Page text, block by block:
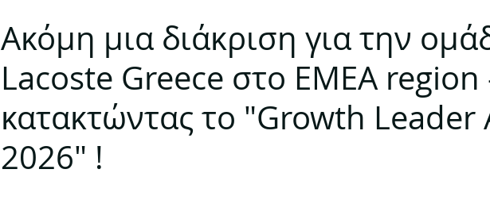
Ακόμη μια διάκριση για την
Lacoste Greece στο EMEA region
κατακτώντας το "Growth Leader
2026" !